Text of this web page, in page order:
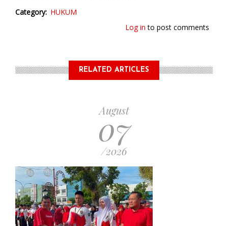
Category HUKUM
Log in to post comments
RELATED ARTICLES
August
07
/2026